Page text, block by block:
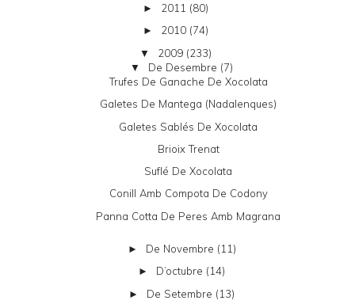
► 2011 (80)
► 2010 (74)
▼ 2009 (233)
▼ De Desembre (7)
Trufes De Ganache De Xocolata
Galetes De Mantega (nadalenques)
Galetes Sablés De Xocolata
Brioix Trenat
Suflé De Xocolata
Conill Amb Compota De Codony
Panna Cotta De Peres Amb Magrana
► De Novembre (11)
► D’octubre (14)
► De Setembre (13)